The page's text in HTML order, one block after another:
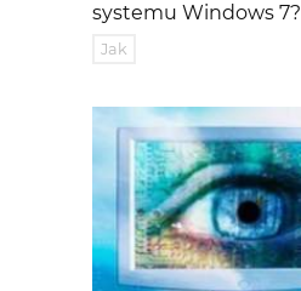
systemu Windows 7?
Jak